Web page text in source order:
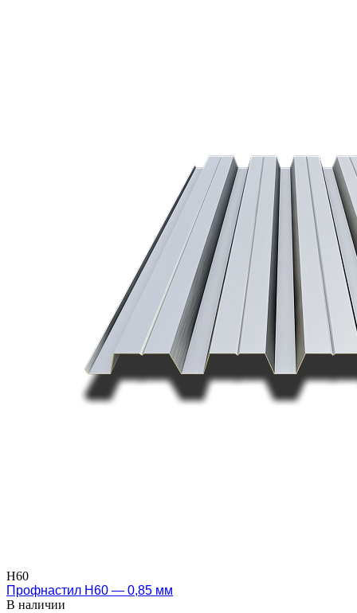
Н60
Профнастил Н60 — 0,85 мм
В наличии